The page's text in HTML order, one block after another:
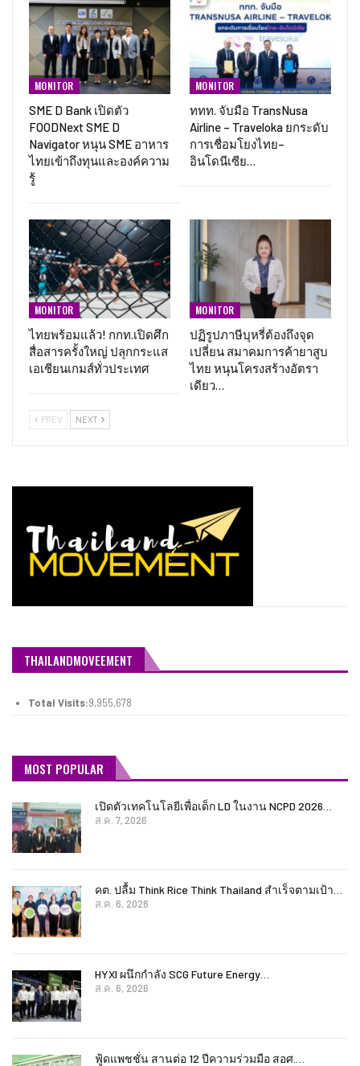
MONITOR
SME D Bank เปิดตัว
FOODNext SME D
Navigator หนุน SME อาหาร
ไทยเข้าถึงทุนและองค์ความ
รู้
MONITOR
ททท. จับมือ TransNusa
Airline – Traveloka ยกระดับ
การเชื่อมโยงไทย–
อินโดนีเซีย…
MONITOR
ไทยพร้อมแล้ว! กกท.เปิดศึก
สื่อสารครั้งใหญ่ ปลุกกระแส
เอเชียนเกมส์ทั่วประเทศ
MONITOR
ปฏิรูปภาษีบุหรี่ต้องถึงจุด
เปลี่ยน สมาคมการค้ายาสูบ
ไทย หนุนโครงสร้างอัตรา
เดียว…
PREV NEXT
THAILANDMOVEEMENT
Total Visits:9,955,678
MOST POPULAR
เปิดตัวเทคโนโลยีเพื่อเด็ก LD ในงาน NCPD 2026…
ส.ค. 7, 2026
คต. ปลื้ม Think Rice Think Thailand สำเร็จตามเป้า…
ส.ค. 6, 2026
HYXI ผนึกกำลัง SCG Future Energy…
ส.ค. 6, 2026
ฟู้ดแพชชั่น สานต่อ 12 ปีความร่วมมือ สอศ.…